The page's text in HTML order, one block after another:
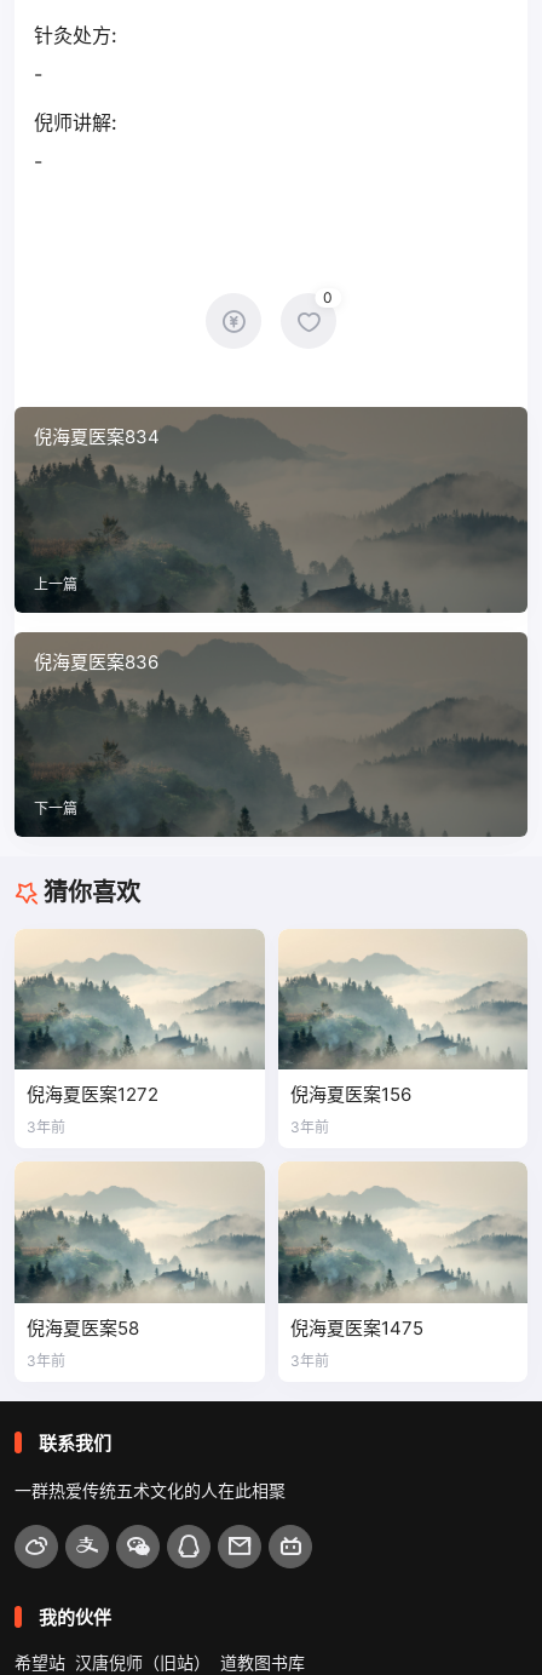
针灸处方:
-
倪师讲解:
-
0
倪海夏医案834
上一篇
倪海夏医案836
下一篇
猜你喜欢
倪海夏医案1272
3年前
倪海夏医案156
3年前
倪海夏医案58
3年前
倪海夏医案1475
3年前
联系我们
一群热爱传统五术文化的人在此相聚
我的伙伴
希望站 汉唐倪师（旧站） 道教图书库